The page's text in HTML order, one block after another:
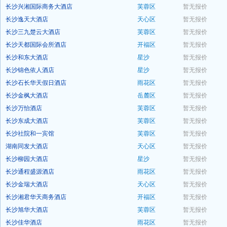
预订
长沙兴湘国际商务大酒店 芙蓉区
暂无报价
预订
长沙逸天大酒店 天心区
暂无报价
预订
长沙三九楚云大酒店 芙蓉区
暂无报价
预订
长沙天都国际会所酒店 开福区
暂无报价
预订
长沙和东大酒店 星沙
暂无报价
预订
长沙锦色依人酒店 星沙
暂无报价
预订
长沙石长华天假日酒店 雨花区
暂无报价
预订
长沙金枫大酒店 岳麓区
暂无报价
预订
长沙万怡酒店 芙蓉区
暂无报价
预订
长沙东成大酒店 芙蓉区
暂无报价
预订
长沙社院和一宾馆 芙蓉区
暂无报价
预订
湖南同发大酒店 天心区
暂无报价
预订
长沙柳园大酒店 星沙
暂无报价
预订
长沙通程盛源酒店 雨花区
暂无报价
预订
长沙金瑞大酒店 天心区
暂无报价
预订
长沙湘君华天商务酒店 开福区
暂无报价
预订
长沙旭华大酒店 芙蓉区
暂无报价
预订
长沙佳华酒店 雨花区
暂无报价